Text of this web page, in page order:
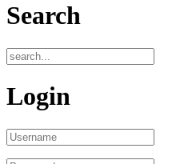
Search
Login